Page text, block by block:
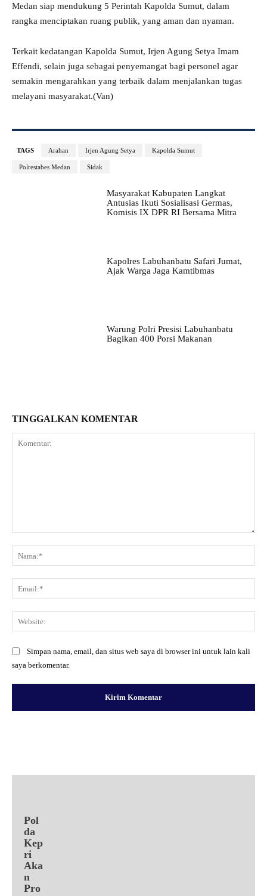
Medan siap mendukung 5 Perintah Kapolda Sumut, dalam
rangka menciptakan ruang publik, yang aman dan nyaman.
Terkait kedatangan Kapolda Sumut, Irjen Agung Setya Imam
Effendi, selain juga sebagai penyemangat bagi personel agar
semakin mengarahkan yang terbaik dalam menjalankan tugas
melayani masyarakat.(Van)
TAGS Arahan Irjen Agung Setya Kapolda Sumut
Polrestabes Medan Sidak
Masyarakat Kabupaten Langkat
Antusias Ikuti Sosialisasi Germas,
Komisis IX DPR RI Bersama Mitra
Kapolres Labuhanbatu Safari Jumat,
Ajak Warga Jaga Kamtibmas
Warung Polri Presisi Labuhanbatu
Bagikan 400 Porsi Makanan
TINGGALKAN KOMENTAR
Simpan nama, email, dan situs web saya di browser ini untuk lain kali
saya berkomentar.
Pol
da
Kep
ri
Aka
n
Pro